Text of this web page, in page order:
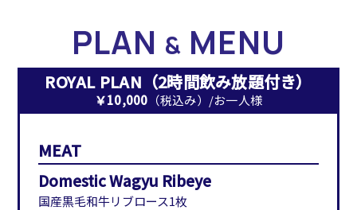
PLAN & MENU
ROYAL PLAN（2時間飲み放題付き）
￥10,000 （税込み）/お一人様
MEAT
Domestic Wagyu Ribeye
国産黒毛和牛リブロース1枚